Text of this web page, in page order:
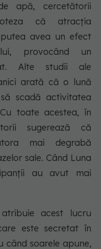
apă, cercetătorii
că atracția
avea un efect
provocând un
Alte studii ale
arată că o lună
scadă activitatea
toate acestea, în
sugerează că
mai degrabă
sale. Când Luna
au avut mai
acest lucru
este secretat în
când soarele apune,